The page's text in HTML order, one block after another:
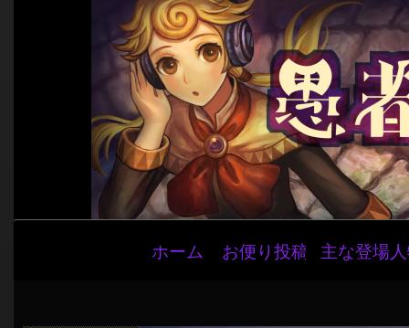
ホーム お便り投稿 主な登場